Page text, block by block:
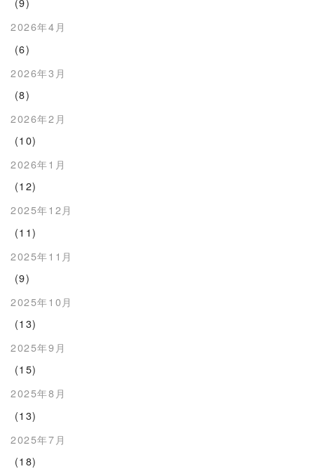
2026年4月
(6)
2026年3月
(8)
2026年2月
(10)
2026年1月
(12)
2025年12月
(11)
2025年11月
(9)
2025年10月
(13)
2025年9月
(15)
2025年8月
(13)
2025年7月
(18)